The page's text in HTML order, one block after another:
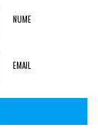
NUME
EMAIL